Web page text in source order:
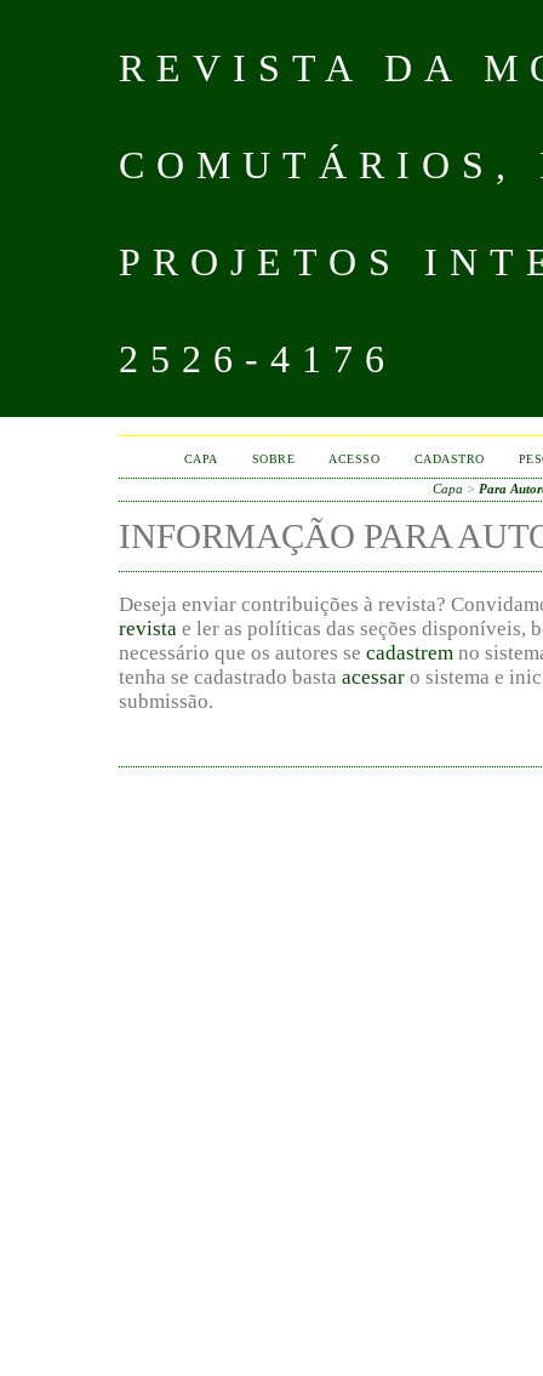
REVISTA DA
COMUTÁRIOS,
PROJETOS
2526-4176
CAPA SOBRE ACESSO CADASTRO
Capa > Para
INFORMAÇÃO PARA
Deseja enviar contribuições à revista?
revista e ler as políticas das seções disponíveis,
necessário que os autores se cadastrem no
tenha se cadastrado basta acessar o sistema e
submissão.